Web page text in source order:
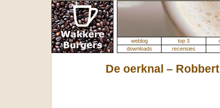
weblog top 3
downloads
recensies
De oerknal –